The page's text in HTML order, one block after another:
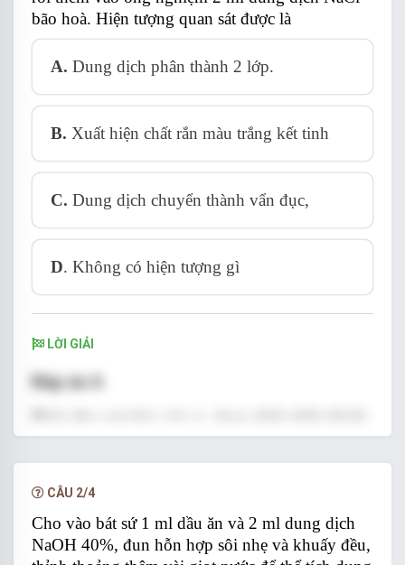
bão hoà. Hiện tượng quan sát được là
A. Dung dịch phân thành 2 lớp.
B. Xuất hiện chất rắn màu trắng kết tinh
C. Dung dịch chuyển thành vẩn đục,
D. Không có hiện tượng gì
LỜI GIẢI
Đáp án A
CÂU 2/4
Cho vào bát sứ 1 ml dầu ăn và 2 ml dung dịch
NaOH 40%, đun hỗn hợp sôi nhẹ và khuấy đều,